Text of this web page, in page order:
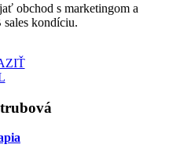
obchod s marketingom a
kondíciu.